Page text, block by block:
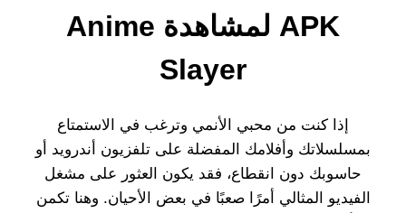
APK لمشاهدة Anime
Slayer
إذا كنت من محبي الأنمي وترغب في الاستمتاع
بمسلسلاتك وأفلامك المفضلة على تلفزيون أندرويد أو
حاسوبك دون انقطاع، فقد يكون العثور على مشغل
الفيديو المثالي أمرًا صعبًا في بعض الأحيان. وهنا تكمن